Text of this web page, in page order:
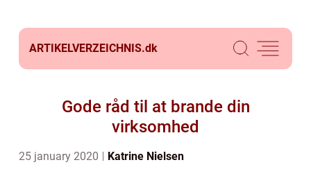
ARTIKELVERZEICHNIS.dk
Gode råd til at brande din
virksomhed
25 january 2020 Katrine Nielsen